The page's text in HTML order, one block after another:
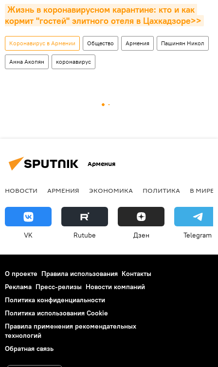
Жизнь в коронавирусном карантине: кто и как
кормит "гостей" элитного отеля в Цахкадзоре>>
Коронавирус в Армении Общество Армения Пашинян Никол
Анна Акопян коронавирус
Армения
НОВОСТИ АРМЕНИЯ ЭКОНОМИКА ПОЛИТИКА В МИРЕ
VK Rutube Дзен Telegram
О проекте Правила использования Контакты
Реклама Пресс-релизы Новости компаний
Политика конфиденциальности
Политика использования Cookie
Правила применения рекомендательных
технологий
Обратная связь